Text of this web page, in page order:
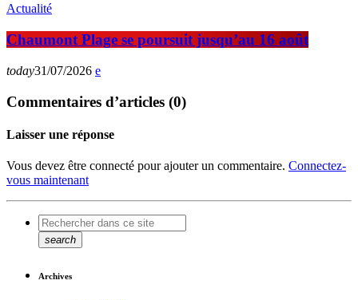
Actualité
Chaumont Plage se poursuit jusqu’au 16 août
today31/07/2026
Commentaires d’articles (0)
Laisser une réponse
Vous devez être connecté pour ajouter un commentaire. Connectez-
vous maintenant
search
Archives